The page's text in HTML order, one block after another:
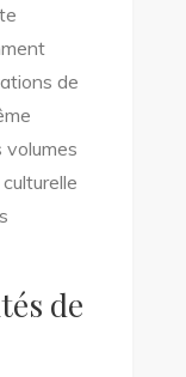
de
volumes
de